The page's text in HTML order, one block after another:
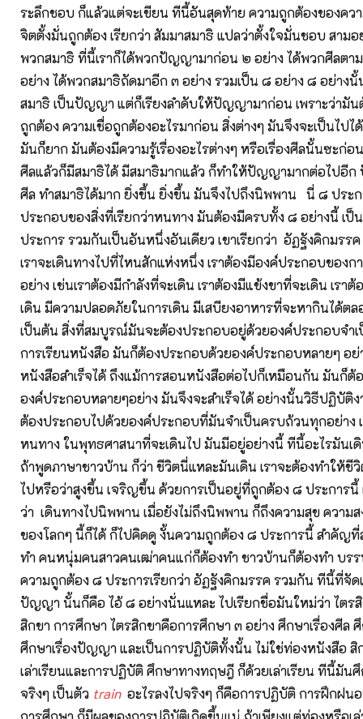
ระลึกชอบ ก็แล้วแต่จะเขียน ทีนี้อันสุดท้าย ความถูกต้องของคว
จิตตั้งมั่นถูกต้อง เรียกว่า สัมมาสมาธิ แปลว่าตั้งใจมั่นชอบ สาม
พวกสมาธิ ที่นี้เราก็ได้พวกปัญญามาก่อน ๒ อย่าง ได้พวกศีลตา
อย่าง ได้พวกสมาธิถัดมาอีก ๓ อย่าง รวมเป็น ๘ อย่าง ๘ อย่าง
สมาธิ เป็นปัญญา แต่ก็เรียงลำดับให้ปัญญามาก่อน เพราะว่ามัน
ถูกต้อง ความเชื่อถูกต้องอะไรมาก่อน สิ่งต่างๆ มันจึงจะเป็นไปไ
มันก็ยาก มันต้องมีความรู้เรื่องอะไรต่างๆ หรือเรื่องศีลนั้นซะก่อ
ศีลแล้วก็มีสมาธิได้ มีสมาธิมากแล้ว ก็ทำให้ปัญญามากต่อไปอี
ศีล ทำสมาธิได้มาก ยิ่งขึ้น ยิ่งขึ้น มันจึงไปถึงนิพพาน นี่ ๘ ประก
ประกอบของสิ่งที่เรียกว่าหนทาง มันต้องมีครบทั้ง ๘ อย่างนี้ เป็
ประการ รวมกันเป็นอันหนึ่งอันเดียว เขาเรียกว่า อัฏฐังคิกมรรค
เราจะเดินทางไปที่ไหนสักแห่งหนึ่ง เราต้องมีองค์ประกอบของก
อย่าง เช่นเราต้องมีกำลังที่จะเดิน เราต้องมีแข้งขาที่จะเดิน เรา
เดิน มีความปลอดภัยในการเดิน มีเสบียงอาหารที่จะหากินได้ต
เป็นต้น สิ่งที่สมบูรณ์มันจะต้องประกอบอยู่ด้วยองค์ประกอบจำ
การเรียนหนังสือ มันก็ต้องประกอบด้วยองค์ประกอบหลายๆ อย่
หนังสือสำเร็จได้ ถึงแม้การสอนหนังสือต่อไปก็เหมือนกัน มันก็ต้
องค์ประกอบหลายๆอย่าง มันจึงจะสำเร็จได้ อย่างนั้นวิธีปฏิบัติ
ต้องประกอบไปด้วยองค์ประกอบที่มันจำเป็นครบถ้วนทุกอย่าง
หนทาง ในพุทธศาสนาที่จะเดินไป มันมีอยู่อย่างนี้ ทีนี้อะไรมันเ
ถ้าพูดภาษาชาวบ้าน ก็ว่า ชีวิตนี่แหละมันเดิน เราจะต้องทำให้ชี
ไปหรือว่าสูงขึ้น เจริญขึ้น ด้วยการเป็นอยู่ที่ถูกต้อง ๘ ประการนี้
ว่า เดินทางไปนิพพาน เมื่อยังไม่ถึงนิพพาน ก็ถึงความสุข ความส
ของโลกๆ นี้ก็ได้ ก็ไปคิดดู งั้นความถูกต้อง ๘ ประการนี้ สำคัญที่
ทำ คนหนุ่มคนสาวคนเฒ่าคนแก่ก็ต้องทำ ชาวบ้านก็ต้องทำ บร
ความถูกต้อง ๘ ประการเรียกว่า อัฏฐังคิกมรรค รวมกัน ทีนี้ที่จัด
ปัญญา นั้นก็คือ ไอ้ ๘ อย่างนั่นแหละ ไปเรียกชื่อมันใหม่ว่า ไตรสิ
สิกขา การศึกษา ไตรสิกขาคือการศึกษา ๓ อย่าง ศึกษาเรื่องศีล
ศึกษาเรื่องปัญญา และเป็นการปฏิบัติทั้งนั้น ไม่ใช่ท่องหนังสือ สิ
เล่าเรียนและการปฏิบัติ ศึกษาทางทฤษฎี ก็ด้วยเล่าเรียน ทีนี้มัน
จริงๆ เป็นตัว trainอะไรลงไปจริงๆ ก็คือการปฏิบัติ การฝึกฝน